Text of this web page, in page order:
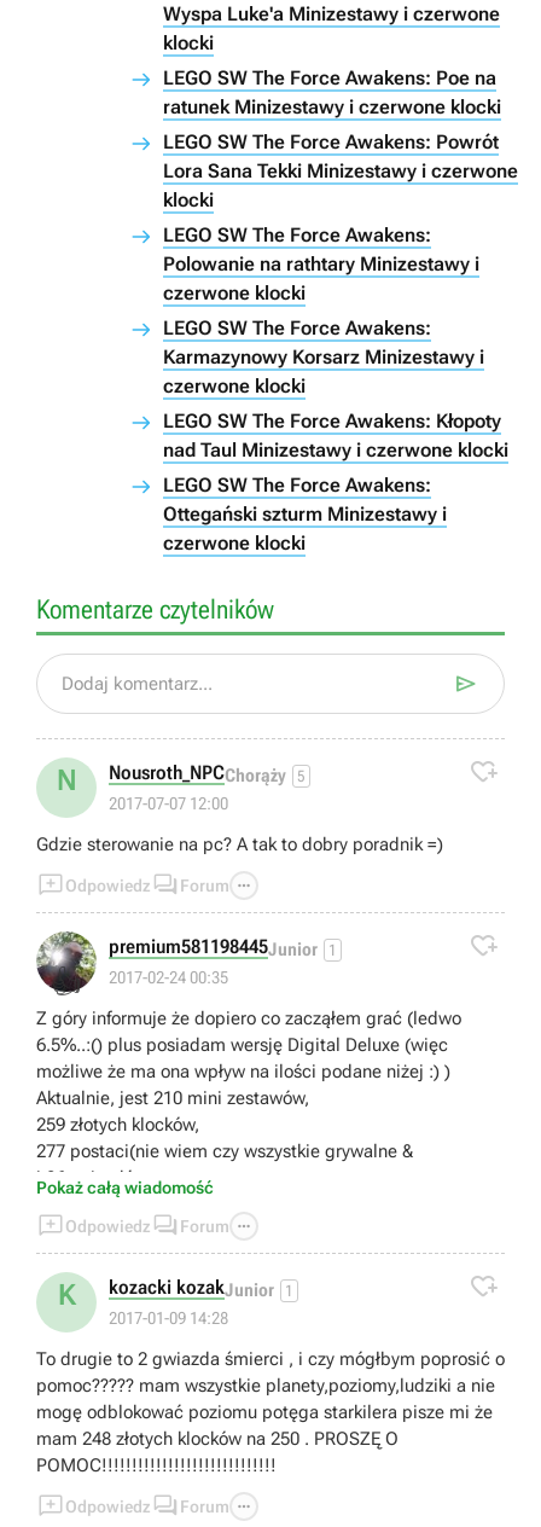
Wyspa Luke'a Minizestawy i czerwone
klocki
LEGO SW The Force Awakens: Poe na
ratunek Minizestawy i czerwone klocki
LEGO SW The Force Awakens: Powrót
Lora Sana Tekki Minizestawy i czerwone
klocki
LEGO SW The Force Awakens:
Polowanie na rathtary Minizestawy i
czerwone klocki
LEGO SW The Force Awakens:
Karmazynowy Korsarz Minizestawy i
czerwone klocki
LEGO SW The Force Awakens: Kłopoty
nad Taul Minizestawy i czerwone klocki
LEGO SW The Force Awakens:
Ottegański szturm Minizestawy i
czerwone klocki
Komentarze czytelników
Dodaj komentarz... 
N Nousroth_NPCChorąży 5
2017-07-07 12:00

Gdzie sterowanie na pc? A tak to dobry poradnik =)
Odpowiedz  Forum 
👍
premium581198445Junior 1
2017-02-24 00:35

Z góry informuje że dopiero co zacząłem grać (ledwo
6.5%..:() plus posiadam wersję Digital Deluxe (więc
możliwe że ma ona wpływ na ilości podane niżej :) )
Aktualnie, jest 210 mini zestawów,
259 złotych klocków,
277 postaci(nie wiem czy wszystkie grywalne &
i 86 pojazdów
PS. Poradnik super :)
Pokaż całą wiadomość
Odpowiedz  Forum 
K kozacki kozakJunior 1
2017-01-09 14:28

To drugie to 2 gwiazda śmierci , i czy mógłbym poprosić o
pomoc????? mam wszystkie planety,poziomy,ludziki a nie
mogę odblokować poziomu potęga starkilera pisze mi że
mam 248 złotych klocków na 250 . PROSZĘ O
POMOC!!!!!!!!!!!!!!!!!!!!!!!!!!!!!
Odpowiedz  Forum 